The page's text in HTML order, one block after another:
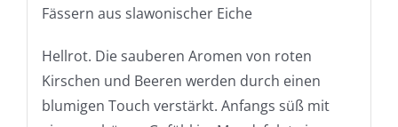
Fässern aus slawonischer Eiche
Hellrot. Die sauberen Aromen von roten
Kirschen und Beeren werden durch einen
blumigen Touch verstärkt. Anfangs süß mit